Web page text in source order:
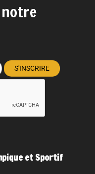
et Sportif